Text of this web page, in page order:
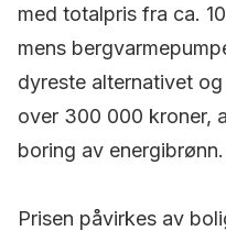
med totalpris fra ca.
mens
dyreste alternativet
over 300 000 kroner,
boring av energibrønn.
Prisen påvirkes av